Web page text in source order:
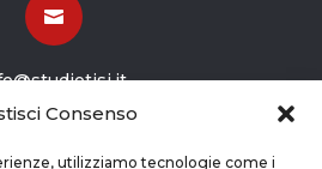
Consenso
utilizziamo tecnologie come i

